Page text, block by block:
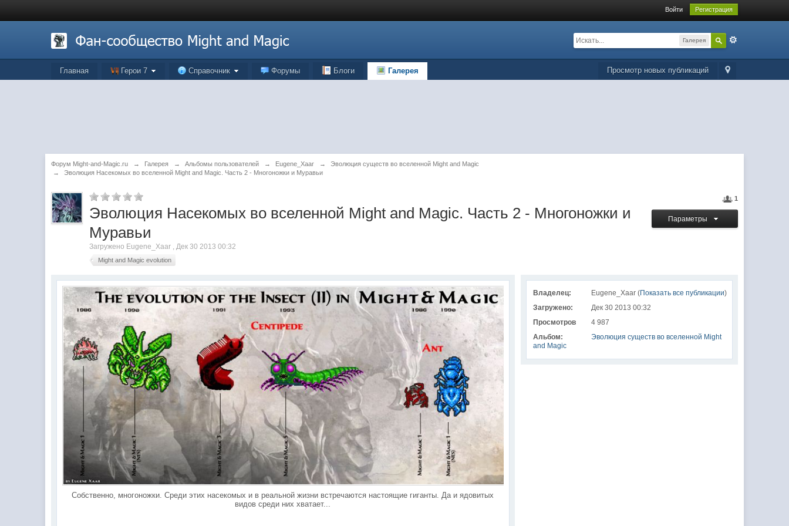
Войти Регистрация
Галерея
Просмотр новых публикаций
Главная Герои 7 Справочник Форумы Блоги Галерея
Форум Might-and-Magic.ru → Галерея → Альбомы пользователей → Eugene_Xaar →
Эволюция существ во вселенной Might and Magic
→
Эволюция Насекомых во вселенной Might and Magic. Часть 2 - Многоножки и Муравьи
1
Параметры
Эволюция Насекомых во вселенной Might and Magic. Часть 2 - Многоножки и
Муравьи
Загружено Eugene_Xaar , Дек 30 2013 00:32
Might and Magic evolution
Владелец: Eugene_Xaar (Показать все публикации)
Загружено:
Дек 30 2013 00:32
Просмотров
4 987
Альбом:
Эволюция существ во вселенной Might
and Magic
Собственно, многоножки. Среди этих насекомых и в реальной жизни встречаются настоящие гиганты. Да и ядовитых
видов среди них хватает...